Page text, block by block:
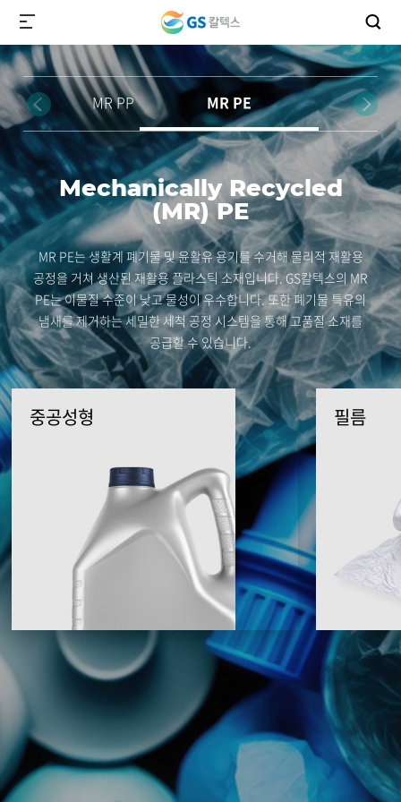
MR PP MR PE
Mechanically Recycled
(MR) PE
MR PE는 생활계 폐기물 및 윤활유 용기를 수거해 물리적 재활용
공정을 거쳐 생산된 재활용 플라스틱 소재입니다. GS칼텍스의 MR
PE는 이물질 수준이 낮고 물성이 우수합니다.또한 폐기물 특유의
냄새를 제거하는 세밀한 세척 공정 시스템을 통해 고품질 소재를
공급할 수 있습니다.
중공성형
중공성형
생활계 폐플라스틱 및 폐윤활유 용기를
전처리, 가공하여 소형 용기 제품용
Black/Natural 소재를 공급합니다.
제품검색 제품소개
필름
산업계에
재활용하여
활용 가
제품